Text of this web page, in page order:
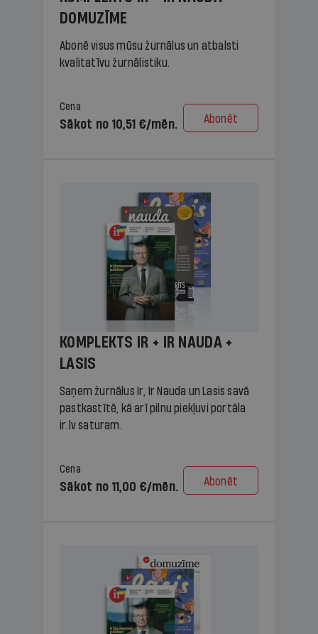
DOMUZĪME
Abonē visus mūsu žurnālus un atbalsti
kvalitatīvu žurnālistiku.
Cena
Sākot no 10,51 €/mēn. Abonēt
KOMPLEKTS IR + IR NAUDA +
LASIS
Saņem žurnālus Ir, Ir Nauda un Lasis savā
pastkastītē, kā arī pilnu piekļuvi portāla
ir.lv saturam.
Cena
Sākot no 11,00 €/mēn. Abonēt